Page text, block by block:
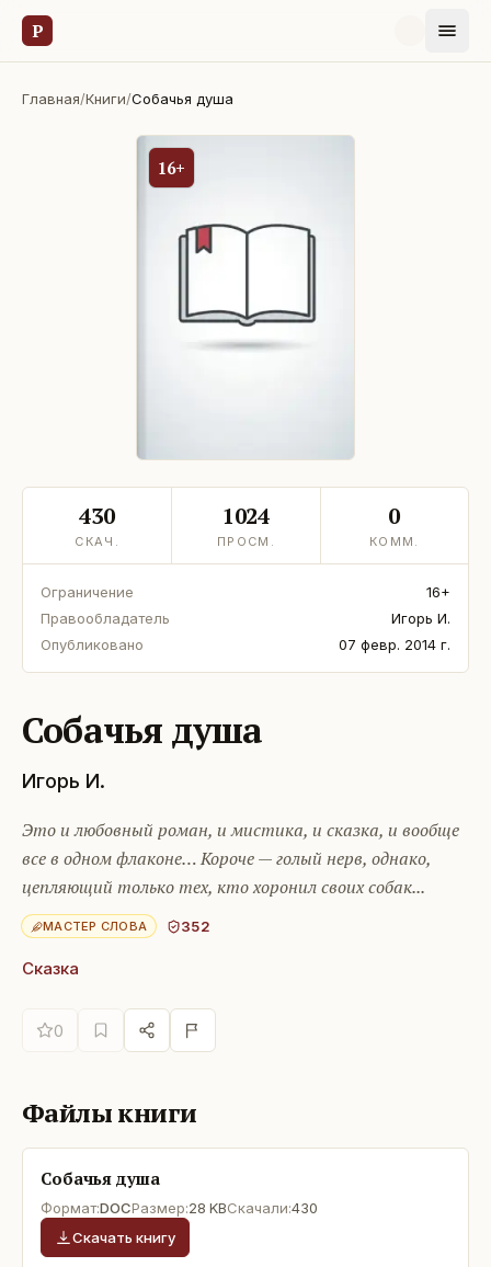
Р
Главная/Книги/Собачья душа
16+
430
СКАЧ.
1024
ПРОСМ.
0
КОММ.
Ограничение
16+
Правообладатель
Игорь И.
Опубликовано
07 февр. 2014 г.
Собачья душа
Игорь И.
Это и любовный роман, и мистика, и сказка, и вообще
все в одном флаконе… Короче — голый нерв, однако,
цепляющий только тех, кто хоронил своих собак...
МАСТЕР СЛОВА 352
Сказка
0
Файлы книги
Собачья душа
Формат:DOCРазмер:28 KBСкачали:430
Скачать книгу